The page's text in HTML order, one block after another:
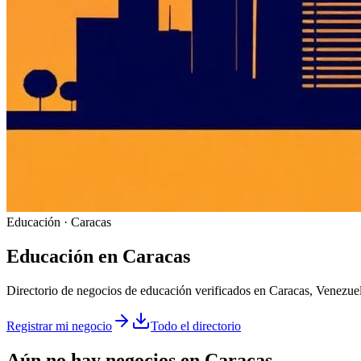
Educación · Caracas
Educación en Caracas
Directorio de negocios de educación verificados en Caracas,
Registrar mi negocio Todo el directorio